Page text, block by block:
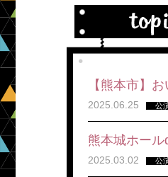
【熊本市】
2025.06.25 公
熊本城ホー
2025.03.02 公